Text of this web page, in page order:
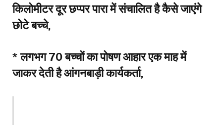
किलोमीटर दूर छप्पर पारा में संचालित है कैसे जाएंगे
छोटे बच्चे,
* लगभग 70 बच्चों का पोषण आहार एक माह में
जाकर देती है आंगनबाड़ी कार्यकर्ता,